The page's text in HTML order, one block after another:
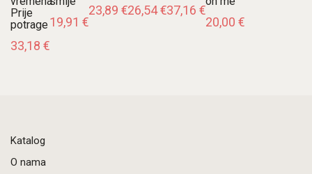
Prije
potrage
33,18 €
19,91 €
23,89 €26,54€37,16 €
20,00 €
Katalog
O nama